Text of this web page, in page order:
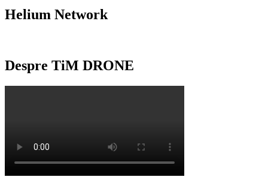
Helium Network
Despre TiM DRONE